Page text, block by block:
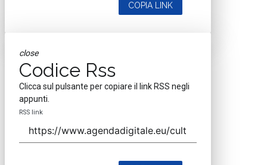
COPIA LINK
close
Codice Rss
Clicca sul pulsante per copiare il link RSS negli
appunti.
RSS link